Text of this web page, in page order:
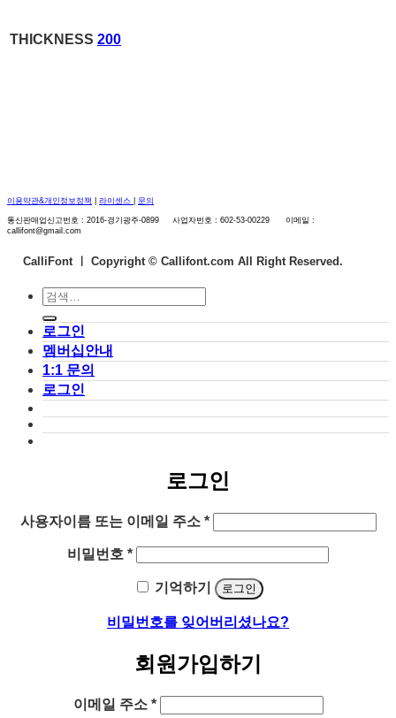
THICKNESS 200
이용약관&개인정보정책 라이센스 문의
통신판매업신고번호 : 2016-경기광주-0899 사업자번호 : 602-53-00229 이메일 :
callifont@gmail.com
CalliFont ㅣ Copyright © Callifont.com All Right Reserved.
검
색:
로그인
멤버십안내
1:1 문의
로그인
로그인
사용자이름 또는 이메일 주소 *필
목
비밀번호*필
항
기억하기 로그인
비밀번호를 잊어버리셨나요?
회원가입하기
이메일 주소 *필